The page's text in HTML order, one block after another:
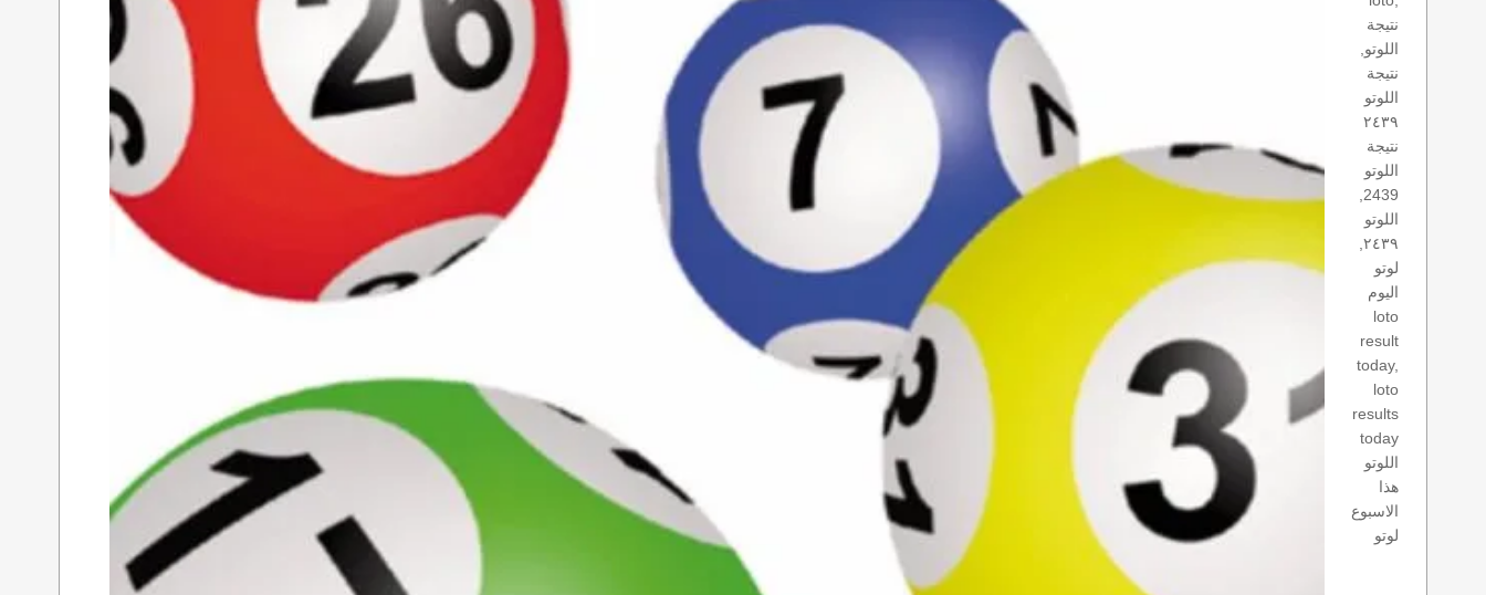
نتيجة
اللوتو,
نتيجة
اللوتو
٢٤٣٩
نتيجة
اللوتو
اللوتو
٢٤٣٩,
لوتو
اليوم
loto
result
today,
loto
results
today
اللوتو
هذا
الاسبوع
لوتو